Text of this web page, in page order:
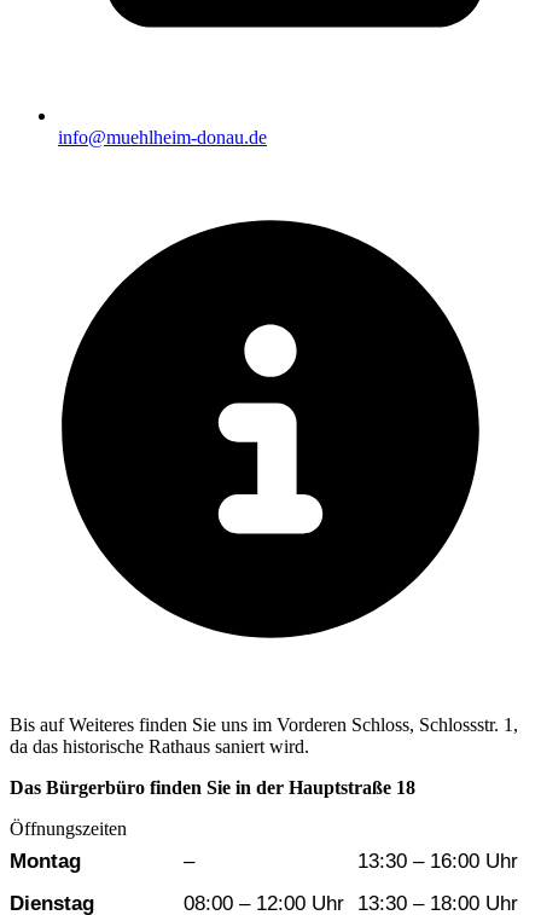
info@muehlheim-donau.de
Bis auf Weiteres finden Sie uns im Vorderen Schloss, Schlossstr. 1,
da das historische Rathaus saniert wird.
Das Bürgerbüro finden Sie in der Hauptstraße 18
Öffnungszeiten
Wochentag Vormittag
Montag –
13:30 – 16:00 Uhr
Dienstag
08:00 – 12:00 Uhr 13:30 – 18:00 Uhr